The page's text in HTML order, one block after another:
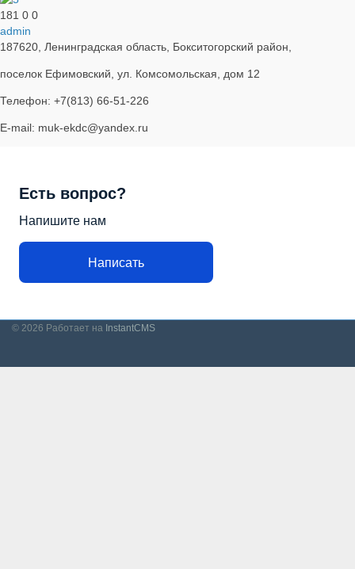
181 0 0
admin
187620, Ленинградская область, Бокситогорский район,
поселок Ефимовский, ул. Комсомольская, дом 12
Телефон: +7(813) 66-51-226
E-mail: muk-ekdc@yandex.ru
Есть вопрос?
Напишите нам
Написать
© 2026 Работает на InstantCMS